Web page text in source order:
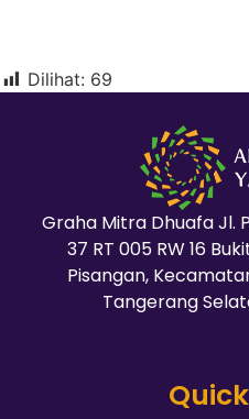
Dilihat: 69
Graha Mitra Dhuafa Jl.
37 RT 005 RW 16
Pisangan,
Tangerang